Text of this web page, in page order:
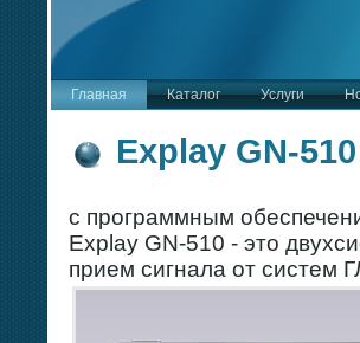
Главная Каталог Услуги
Explay GN-
c программным
Explay GN-510 - это
прием сигнала от систем